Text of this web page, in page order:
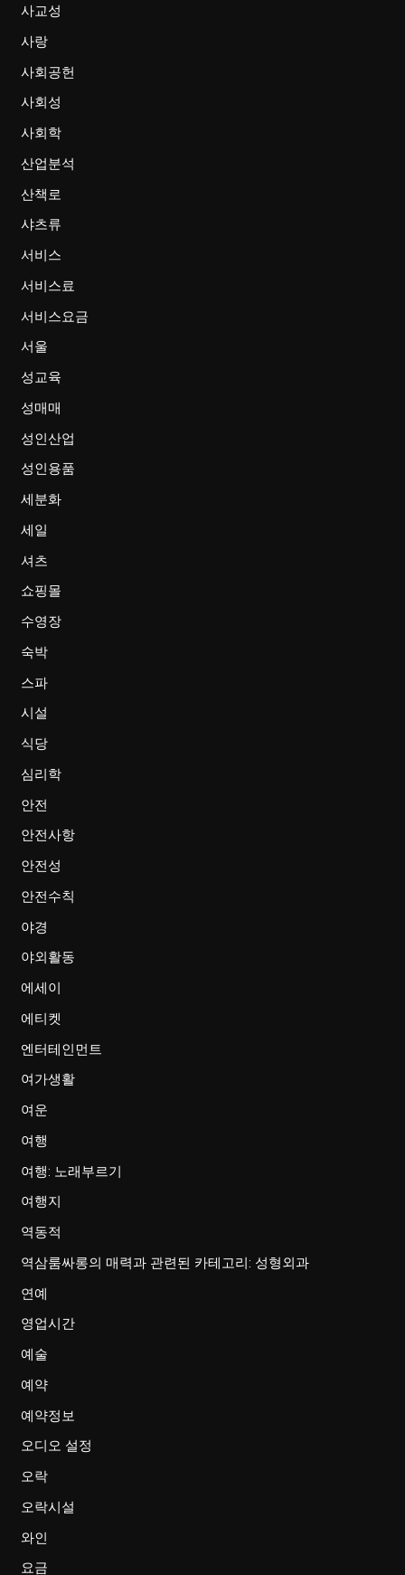
사교성
사랑
사회공헌
사회성
사회학
산업분석
산책로
샤츠류
서비스
서비스료
서비스요금
서울
성교육
성매매
성인산업
성인용품
세분화
세일
셔츠
쇼핑몰
수영장
숙박
스파
시설
식당
심리학
안전
안전사항
안전성
안전수칙
야경
야외활동
에세이
에티켓
엔터테인먼트
여가생활
여운
여행
여행: 노래부르기
여행지
역동적
역삼룸싸롱의 매력과 관련된 카테고리: 성형외과
연예
영업시간
예술
예약
예약정보
오디오 설정
오락
오락시설
와인
요금